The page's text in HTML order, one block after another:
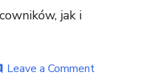
jak i
Leave a Commenton